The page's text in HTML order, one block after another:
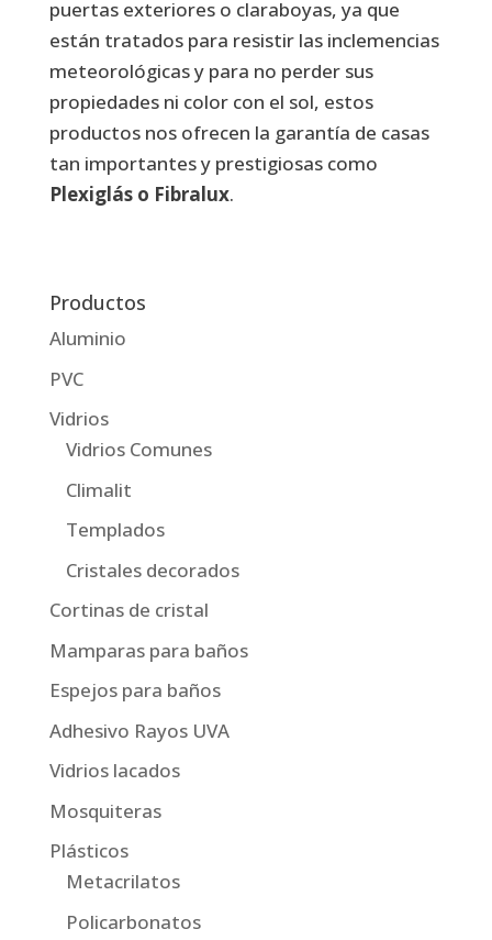
puertas exteriores o claraboyas, ya que
están tratados para resistir las inclemencias
meteorológicas y para no perder sus
propiedades ni color con el sol, estos
productos nos ofrecen la garantía de casas
tan importantes y prestigiosas como
Plexiglás o Fibralux.
Productos
Aluminio
PVC
Vidrios
Vidrios Comunes
Climalit
Templados
Cristales decorados
Cortinas de cristal
Mamparas para baños
Espejos para baños
Adhesivo Rayos UVA
Vidrios lacados
Mosquiteras
Plásticos
Metacrilatos
Policarbonatos